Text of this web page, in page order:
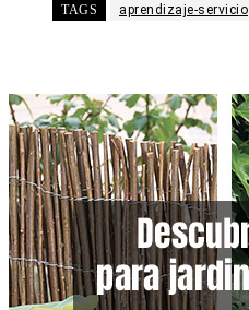
TAGS aprendizaje-servicio